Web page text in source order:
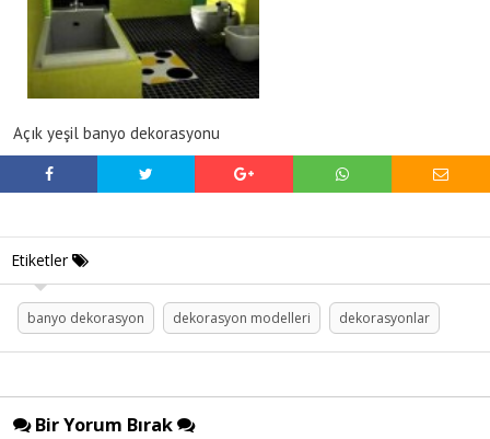
Açık yeşil banyo dekorasyonu
Etiketler
banyo dekorasyon dekorasyon modelleri dekorasyonlar
Bir Yorum Bırak